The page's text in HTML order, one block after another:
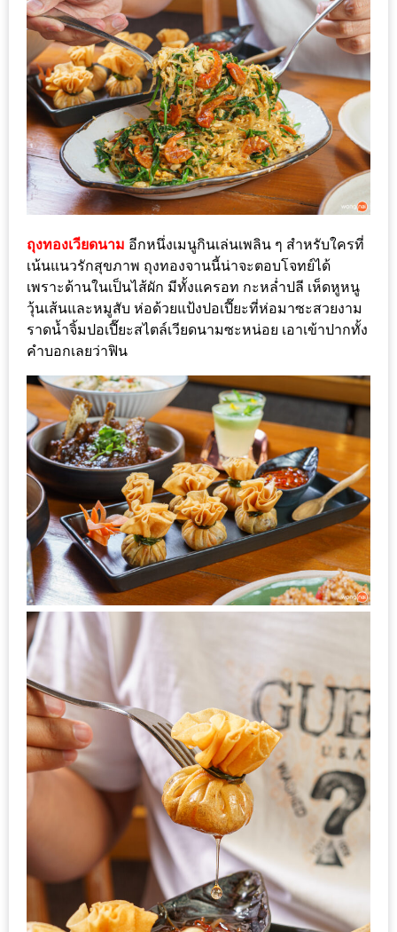
เด็ด
สำหรับ
คุณ
แม่
ที่รัก
2560
สบาย
ใจ๋…
สไตล์
นิมมาน
(ดี
คอน
โด
นิม)
เชียงใหม่
ส่วนลด
พิเศษ
อาหาร
ใน
เชียงใหม่
หนาว
นัก
ใช่
ไหม?
แวะ
ไป
ผิง
ไฟ
อุ่นๆ
มาร์ช
เมล
พร้อม
ถุงทองเวียดนาม อีกหนึ่งเมนูกินเล่นเพลิน ๆ สำหรับใครที่
เน้นแนวรักสุขภาพ ถุงทองจานนี้น่าจะตอบโจทย์ได้
เพราะด้านในเป็นไส้ผัก มีทั้งแครอท กะหล่ำปลี เห็ดหูหนู
วุ้นเส้นและหมูสับ ห่อด้วยแป้งปอเปี๊ยะที่ห่อมาซะสวยงาม
ราดน้ำจิ้มปอเปี๊ยะสไตล์เวียดนามซะหน่อย เอาเข้าปากทั้ง
คำบอกเลยว่าฟิน